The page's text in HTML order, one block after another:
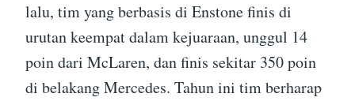
lalu, tim yang berbasis di Enstone finis di
urutan keempat dalam kejuaraan, unggul 14
poin dari McLaren, dan finis sekitar 350 poin
di belakang Mercedes. Tahun ini tim berharap